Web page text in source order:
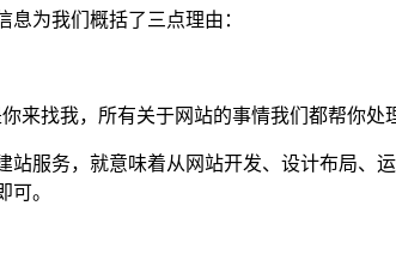
为我们概括了三点理由：
来找我，所有关于网站的事情我们都帮你
站服务，就意味着从网站开发、设计布局、
可。